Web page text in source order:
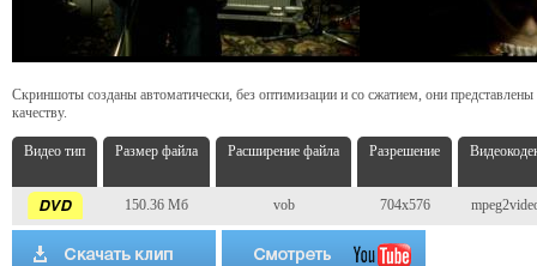
Скриншоты созданы автоматически, без оптимизации и со сжатием, они
качеству.
Видео тип Размер файла Расширение файла Разрешение
150.36 Мб vob 704x576